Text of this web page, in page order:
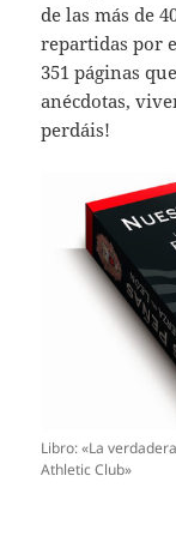
de las más de
repartidas por
351 páginas
anécdotas,
perdáis!
Libro: «La
Athletic Club»